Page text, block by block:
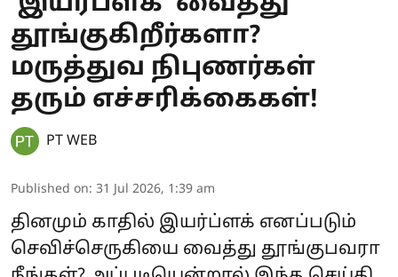
தூங்குகிறீர்களா?
மருத்துவ நிபுணர்கள்
தரும் எச்சரிக்கைகள்!
PT WEB
Published on: 31 Jul 2026, 1:39 am
தினமும் காதில் இயர்ப்ளக் எனப்படும்
செவிச்செருகியை வைத்து தூங்குபவரா